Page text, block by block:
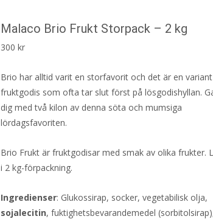
Malaco Brio Frukt Storpack – 2 kg
300kr
Brio har alltid varit en storfavorit och det är en
fruktgodis som ofta tar slut först på lösgodishyllan.
dig med två kilon av denna söta och mumsiga
lördagsfavoriten.
Brio Frukt är fruktgodisar med smak av olika frukter.
i 2 kg-förpackning.
Ingredienser: Glukossirap, socker, vegetabilisk olja,
sojalecitin, fuktighetsbevarandemedel